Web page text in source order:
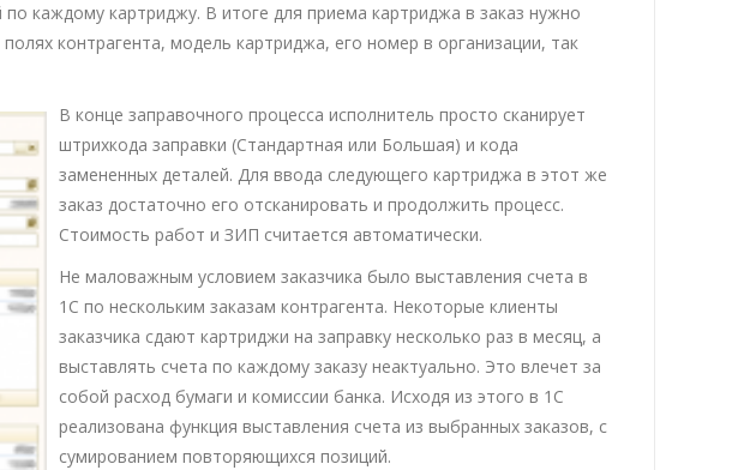
каждому картриджу. В итоге для приема картриджа в заказ нужно
контрагента, модель картриджа, его номер в организации, так
В конце заправочного процесса исполнитель просто сканирует
штрихкода заправки (Стандартная или Большая) и кода
замененных деталей. Для ввода следующего картриджа в этот же
заказ достаточно его отсканировать и продолжить процесс.
Стоимость работ и ЗИП считается автоматически.
Не маловажным условием заказчика было выставления счета в
1С по нескольким заказам контрагента. Некоторые клиенты
заказчика сдают картриджи на заправку несколько раз в месяц, а
выставлять счета по каждому заказу неактуально. Это влечет за
собой расход бумаги и комиссии банка. Исходя из этого в 1С
реализована функция выставления счета из выбранных заказов, с
сумированием повторяющихся позиций.